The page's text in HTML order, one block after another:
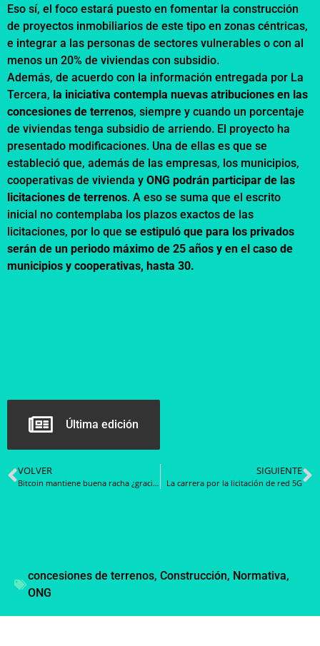
Eso sí, el foco estará puesto en fomentar la construcción
de proyectos inmobiliarios de este tipo en zonas céntricas,
e integrar a las personas de sectores vulnerables o con al
menos un 20% de viviendas con subsidio.
Además, de acuerdo con la información entregada por La
Tercera, la iniciativa contempla nuevas atribuciones en las
concesiones de terrenos, siempre y cuando un porcentaje
de viviendas tenga subsidio de arriendo. El proyecto ha
presentado modificaciones. Una de ellas es que se
estableció que, además de las empresas, los municipios,
cooperativas de vivienda y ONG podrán participar de las
licitaciones de terrenos. A eso se suma que el escrito
inicial no contemplaba los plazos exactos de las
licitaciones, por lo que se estipuló que para los privados
serán de un periodo máximo de 25 años y en el caso de
municipios y cooperativas, hasta 30.
Última edición
VOLVER
Bitcoin mantiene buena racha ¿gracias a Facebook?
SIGUIENTE
La carrera por la licitación de red 5G
concesiones de terrenos, Construcción, Normativa,
ONG